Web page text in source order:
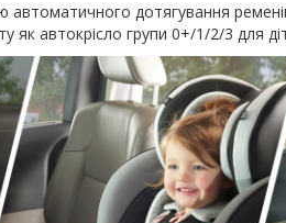
автоматичного дотягування
як автокрісло групи 0+/1/2/3 для